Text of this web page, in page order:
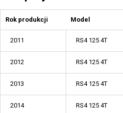
Rok produkcji Model
2011 RS4 125 4T
2012 RS4 125 4T
2013 RS4 125 4T
2014 RS4 125 4T